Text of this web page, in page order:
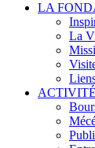
LA
La